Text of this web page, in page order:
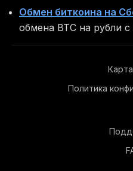
Обмен биткоина на
обмена BTC на рубли
Политика